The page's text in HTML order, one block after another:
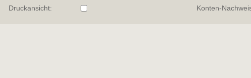
Druckansicht:
Konten-